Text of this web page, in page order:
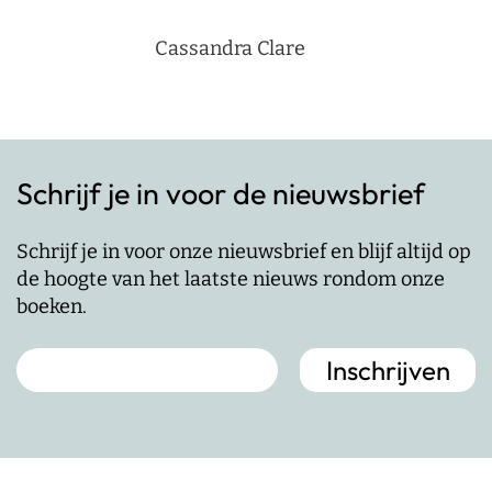
Cassandra Clare
Schrijf je in voor de nieuwsbrief
Schrijf je in voor onze nieuwsbrief en blijf altijd op
de hoogte van het laatste nieuws rondom onze
boeken.